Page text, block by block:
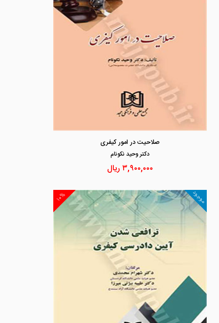
صلاحیت در امور کیفری
دكتر وحيد نكونام
۳,۹۰۰,۰۰۰ریال
۱۰% موجود